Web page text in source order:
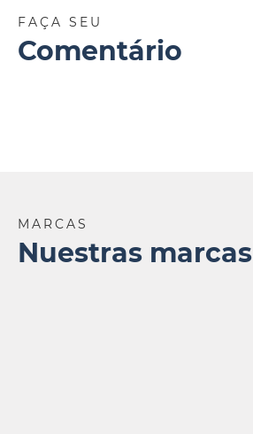
FAÇA SEU
Comentário
MARCAS
Nuestras marcas